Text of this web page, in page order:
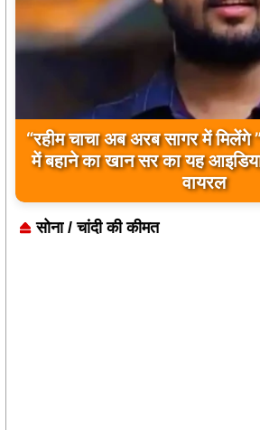
“रहीम चाचा अब अरब सागर में मिलेंगे
में बहाने का खान सर का यह
वायरल
सोना / चांदी की कीमत